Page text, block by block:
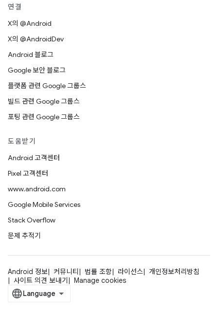
연결
X의 @Android
X의 @AndroidDev
Android 블로그
Google 보안 블로그
플랫폼 관련 Google 그룹스
빌드 관련 Google 그룹스
포팅 관련 Google 그룹스
도움받기
Android 고객센터
Pixel 고객센터
www.android.com
Google Mobile Services
Stack Overflow
문제 추적기
Android 정보 커뮤니티 법률 조항 라이선스
개인정보처리방침
사이트 의견 보내기
Manage cookies